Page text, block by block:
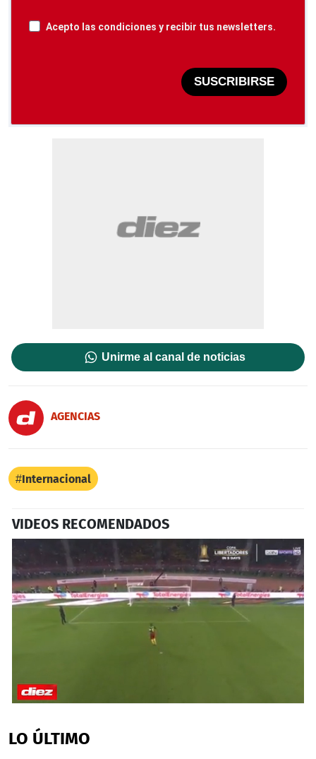
Acepto las condiciones y recibir tus newsletters.
SUSCRIBIRSE
Unirme al canal de noticias
AGENCIAS
Internacional
VIDEOS RECOMENDADOS
of
1
LO ÚLTIMO